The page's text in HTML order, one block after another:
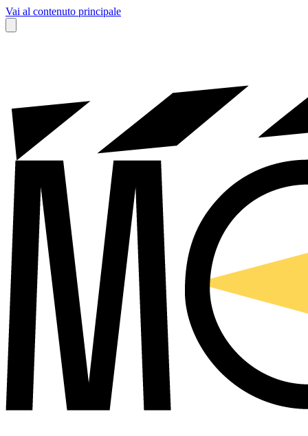
Vai al contenuto principale